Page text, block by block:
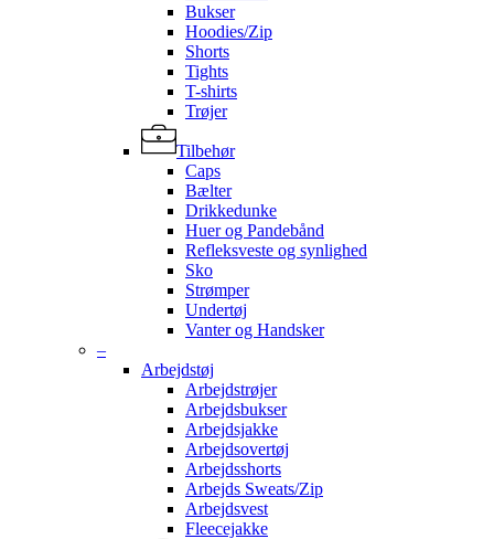
Bukser
Hoodies/Zip
Shorts
Tights
T-shirts
Trøjer
Tilbehør
Caps
Bælter
Drikkedunke
Huer og Pandebånd
Refleksveste og synlighed
Sko
Strømper
Undertøj
Vanter og Handsker
–
Arbejdstøj
Arbejdstrøjer
Arbejdsbukser
Arbejdsjakke
Arbejdsovertøj
Arbejdsshorts
Arbejds Sweats/Zip
Arbejdsvest
Fleecejakke